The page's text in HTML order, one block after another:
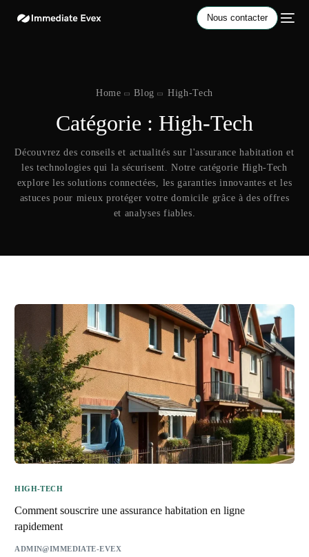
Nous contacter
Home Blog High-Tech
Catégorie : High-Tech
Découvrez des conseils et actualités sur l'assurance habitation et
les technologies qui la sécurisent. Notre catégorie High-Tech
explore les solutions connectées, les garanties innovantes et les
astuces pour mieux protéger votre domicile grâce à des offres
et analyses fiables.
HIGH-TECH
Comment souscrire une assurance habitation en ligne
rapidement
ADMIN@IMMEDIATE-EVEX